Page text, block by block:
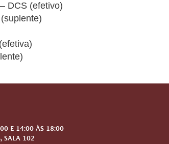
DCS (efetivo)
E 14:00 ÀS 18:00
SALA 102